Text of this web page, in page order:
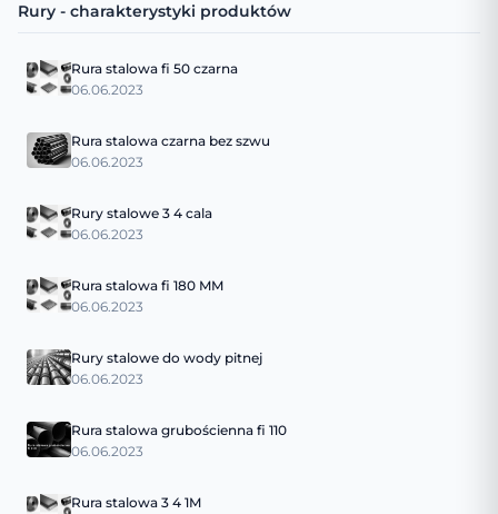
Rury - charakterystyki produktów
Rura stalowa fi 50 czarna
06.06.2023
Rura stalowa czarna bez szwu
06.06.2023
Rury stalowe 3 4 cala
06.06.2023
Rura stalowa fi 180 MM
06.06.2023
Rury stalowe do wody pitnej
06.06.2023
Rura stalowa grubościenna fi 110
06.06.2023
Rura stalowa 3 4 1M